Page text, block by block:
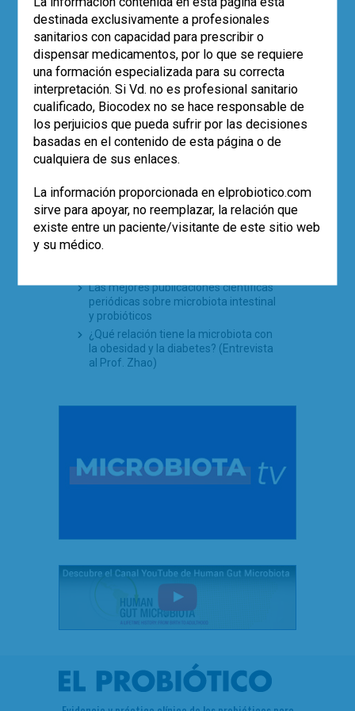
de la diarrea asociada a antibióticos
en pediatría (estudio SABURA)
El largo camino iberolatinoamericano
de la microbiota en 2025
TE PUEDE INTERESAR
¿Son eficaces todos los preparados
del mercado etiquetados como
La evidencia científica del empleo de
probióticos en la diarrea aguda
infantil. Una reflexión
Empleo de probióticos en la colitis
Las mejores publicaciones científicas
periódicas sobre microbiota intestinal
y probióticos
¿Qué relación tiene la microbiota con
la obesidad y la diabetes? (Entrevista
al Prof. Zhao)
destinada exclusivamente a profesionales
sanitarios con capacidad para prescribir o
dispensar medicamentos, por lo que se requiere
una formación especializada para su correcta
interpretación. Si Vd. no es profesional sanitario
cualificado, Biocodex no se hace responsable de
los perjuicios que pueda sufrir por las decisiones
basadas en el contenido de esta página o de
cualquiera de sus enlaces.
La información proporcionada en elprobiotico.com
sirve para apoyar, no reemplazar, la relación que
existe entre un paciente/visitante de este sitio web
y su médico.